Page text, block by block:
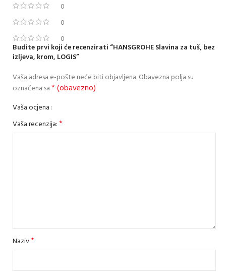
0
0
0
Budite prvi koji će recenzirati “HANSGROHE Slavina za tuš, bez
izljeva, krom, LOGIS”
Vaša adresa e-pošte neće biti objavljena.Obavezna polja su
označena sa* (obavezno)
Vaša ocjena
Vaša recenzija:*
Naziv*